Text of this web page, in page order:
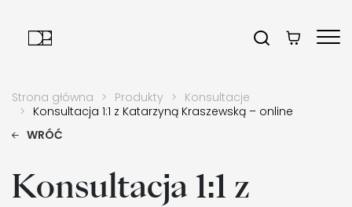
Strona główna Produkty
Konsultacje
Konsultacja 1:1 z Katarzyną Kraszewską – online
WRÓĆ
Konsultacja 1:1 z